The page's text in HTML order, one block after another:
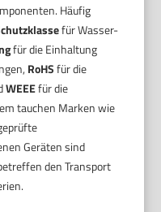
Häufig
für Wasser-
für die Einhaltung
RoHSfür die
WEEEfür die
tauchen Marken wie
Geräten sind
den Transport